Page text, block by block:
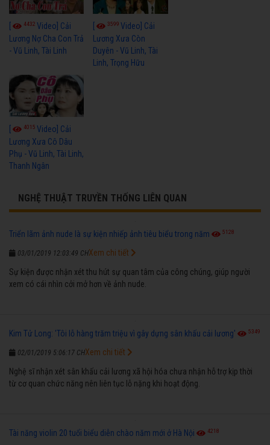
4432 Video] Cải
Lương Nợ Cha Con Trả
- Vũ Linh, Tài Linh
3599Video] Cải
Lương Xưa Còn
Duyên - Vũ Linh, Tài
Linh, Trọng Hữu
[ 4015 Video] Cải
Lương Xưa Cô Dâu
Phụ - Vũ Linh, Tài Linh,
Thanh Ngân
NGHỆ THUẬT TRUYỀN THỐNG LIÊN QUAN
Triển lãm ảnh nude là sự kiện nhiếp ảnh tiêu biểu trong năm 5128
03/01/2019 12:03:49 CH
Sự kiện được nhận xét thu hút sự quan tâm của công chúng, giúp người
xem có cái nhìn cởi mở hơn về ảnh nude.
Xem chi tiết
Kim Tử Long: 'Tôi lỗ hàng trăm triệu vì gây dựng sân khấu cải lương' 5349
02/01/2019 5:06:17 CH
Nghệ sĩ nhận xét sân khấu cải lương xã hội hóa chưa nhận hỗ trợ kịp thời
từ cơ quan chức năng nên liên tục lỗ nặng khi hoạt động.
Xem chi tiết
Tài năng violin 20 tuổi biểu diễn chào năm mới ở Hà Nội 4218